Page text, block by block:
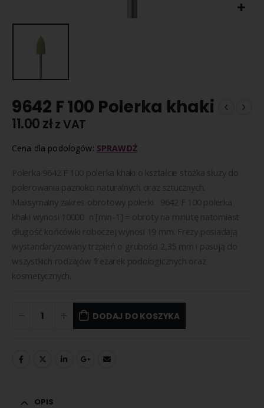
9642 F 100 Polerka khaki
11.00zł z VAT
Cena dla podologów: SPRAWDŹ
Polerka 9642 F 100 polerka khaki o kształcie stożka służy do
polerowania paznokci naturalnych oraz sztucznych.
Maksymalny zakres obrotowy polerki 9642 F 100 polerka
khaki wynosi 10000 n [min-1] = obroty na minutę natomiast
długość końcówki roboczej wynosi 19 mm. Frezy posiadają
wystandaryzowany trzpień o grubości 2,35 mm i pasują do
wszystkich rodzajów frezarek podologicznych oraz
kosmetycznych.
DODAJ DO KOSZYKA
OPIS